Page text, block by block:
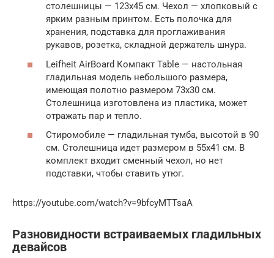
столешницы — 123х45 см. Чехол — хлопковый с
ярким разным принтом. Есть полочка для
хранения, подставка для проглаживания
рукавов, розетка, складной держатель шнура.
Leifheit AirBoard Компакт Table — настольная
гладильная модель небольшого размера,
имеющая полотно размером 73х30 см.
Столешница изготовлена из пластика, может
отражать пар и тепло.
Стиромобиле — гладильная тумба, высотой в 90
см. Столешница идет размером в 55х41 см. В
комплект входит сменный чехол, но нет
подставки, чтобы ставить утюг.
https://youtube.com/watch?v=9bfcyMTTsaA
Разновидности встраиваемых гладильных
девайсов